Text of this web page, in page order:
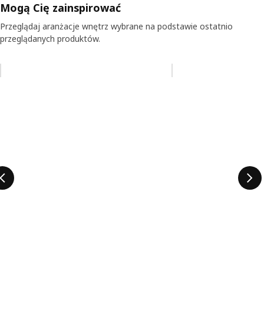
Mogą Cię zainspirować
Przeglądaj aranżacje wnętrz wybrane na podstawie ostatnio
przeglądanych produktów.